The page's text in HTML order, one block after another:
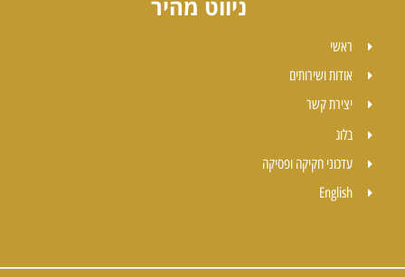
ניווט מהיר
ראשי
אודות ושירותים
יצירת קשר
בלוג
עדכוני חקיקה ופסיקה
English